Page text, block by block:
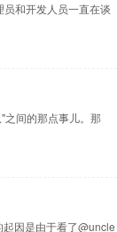
和开发人员一直在谈
之间的那点事儿。那
因是由于看了@uncle